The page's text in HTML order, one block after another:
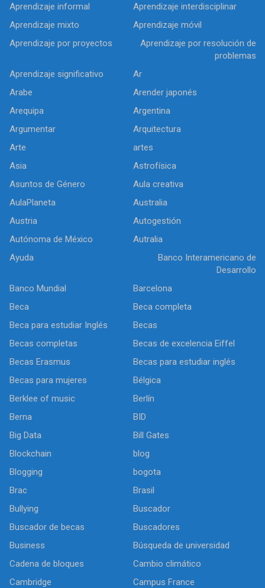
Aprendizaje informal
Aprendizaje interdisciplinar
Aprendizaje mixto
Aprendizaje móvil
Aprendizaje por proyectos
Aprendizaje por resolución de
problemas
Aprendizaje significativo
Ar
Arabe
Arender japonés
Arequipa
Argentina
Argumentar
Arquitectura
Arte
artes
Asia
Astrofísica
Asuntos de Género
Aula creativa
AulaPlaneta
Australia
Austria
Autogestión
Autónoma de México
Autralia
Ayuda
Banco Interamericano de
Desarrollo
Banco Mundial
Barcelona
Beca
Beca completa
Beca para estudiar Inglés
Becas
Becas completas
Becas de excelencia Eiffel
Becas Erasmus
Becas para estudiar inglés
Becas para mujeres
Bélgica
Berklee of music
Berlín
Berna
BID
Big Data
Bill Gates
Blockchain
blog
Blogging
bogota
Brac
Brasil
Bullying
Buscador
Buscador de becas
Buscadores
Business
Búsqueda de universidad
Cadena de bloques
Cambio climático
Cambridge
Campus France